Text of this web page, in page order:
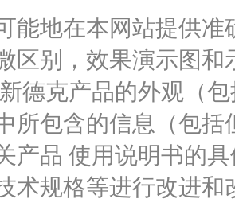
能地在本网站提供
区别，效果演示图
德克产品的外观（
所包含的信息（包
产品 使用说明书的
术规格等进行改进